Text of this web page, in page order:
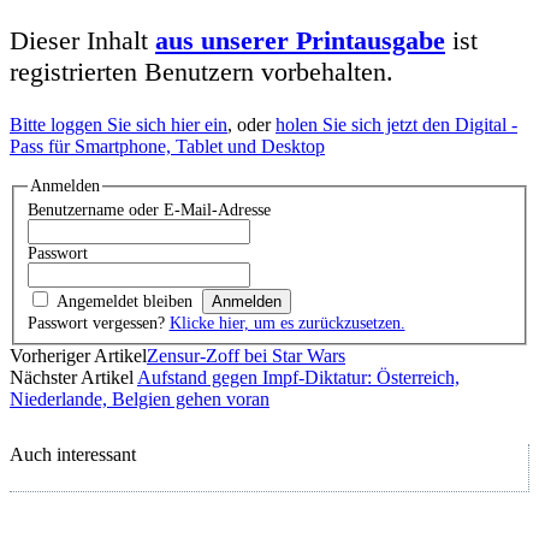
Dieser Inhalt aus unserer Printausgabe ist
registrierten Benutzern vorbehalten.
Bitte loggen Sie sich hier ein, oderholen Sie sich jetzt den Digital -
Pass für Smartphone, Tablet und Desktop
Anmelden
Benutzername oder E-Mail-Adresse
Passwort
Angemeldet bleiben
Passwort vergessen? Klicke hier, um es zurückzusetzen.
Vorheriger ArtikelZensur-Zoff bei Star Wars
Nächster Artikel Aufstand gegen Impf-Diktatur: Österreich,
Niederlande, Belgien gehen voran
Auch interessant